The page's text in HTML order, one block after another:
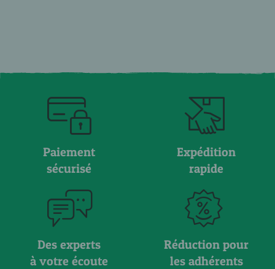
Paiement
sécurisé
Expédition
rapide
Des experts
à votre écoute
Réduction pour
les adhérents